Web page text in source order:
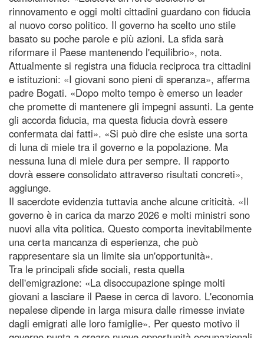
rinnovamento e oggi molti cittadini guardano con fiducia
al nuovo corso politico. Il governo ha scelto uno stile
basato su poche parole e più azioni. La sfida sarà
riformare il Paese mantenendo l'equilibrio», nota.
Attualmente si registra una fiducia reciproca tra cittadini
e istituzioni: «I giovani sono pieni di speranza», afferma
padre Bogati. «Dopo molto tempo è emerso un leader
che promette di mantenere gli impegni assunti. La gente
gli accorda fiducia, ma questa fiducia dovrà essere
confermata dai fatti». «Si può dire che esiste una sorta
di luna di miele tra il governo e la popolazione. Ma
nessuna luna di miele dura per sempre. Il rapporto
dovrà essere consolidato attraverso risultati concreti»,
aggiunge.
Il sacerdote evidenzia tuttavia anche alcune criticità. «Il
governo è in carica da marzo 2026 e molti ministri sono
nuovi alla vita politica. Questo comporta inevitabilmente
una certa mancanza di esperienza, che può
rappresentare sia un limite sia un'opportunità».
Tra le principali sfide sociali, resta quella
dell'emigrazione: «La disoccupazione spinge molti
giovani a lasciare il Paese in cerca di lavoro. L'economia
nepalese dipende in larga misura dalle rimesse inviate
dagli emigrati alle loro famiglie». Per questo motivo il